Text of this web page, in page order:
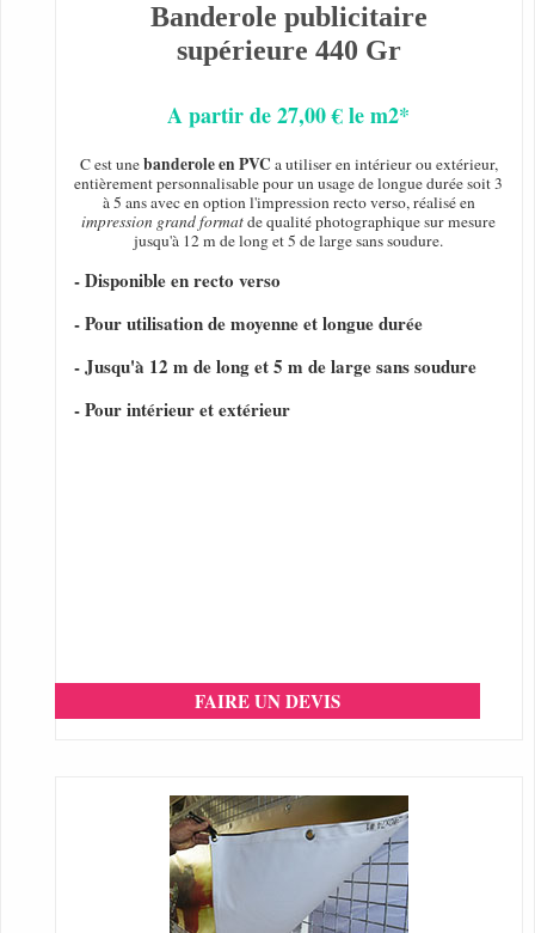
Banderole publicitaire
supérieure 440 Gr
A partir de 27,00 € le m2*
C est unebanderole en PVC a utiliser en intérieur ou extérieur,
entièrement personnalisable pour un usage de longue durée soit 3
à 5 ans avec en option l'impression recto verso, réalisé en
impression grand formatde qualité photographique sur mesure
jusqu'à 12 m de long et 5 de large sans soudure.
- Disponible en recto verso
- Pour utilisation de moyenne et longue durée
- Jusqu'à 12 m de long et 5 m de large sans soudure
- Pour intérieur et extérieur
FAIRE UN DEVIS